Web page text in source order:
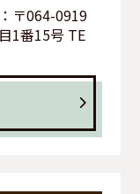
〒064-0919
1番15号 TE